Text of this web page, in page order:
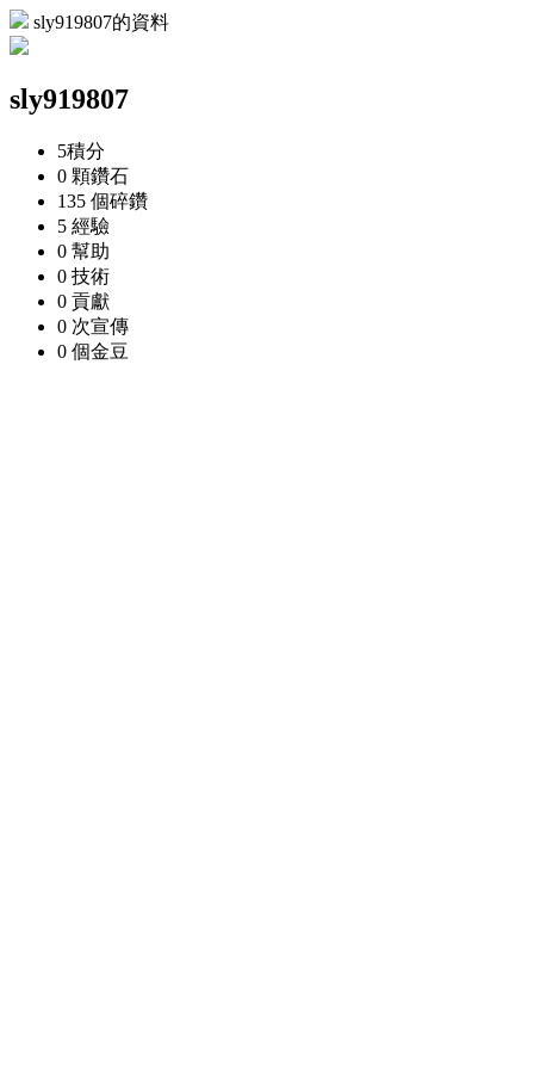
sly919807的資料
sly919807
5積分
0 顆鑽石
135 個碎鑽
5 經驗
0 幫助
0 技術
0 貢獻
0 次宣傳
0 個金豆